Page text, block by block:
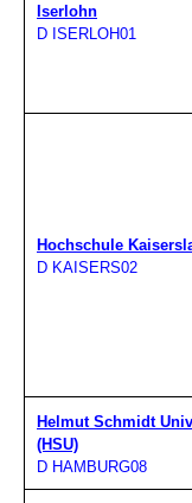
Iserlohn
D ISERLOH01
Hochschule
D KAISERS02
Helmut Schmidt
(HSU)
D HAMBURG08